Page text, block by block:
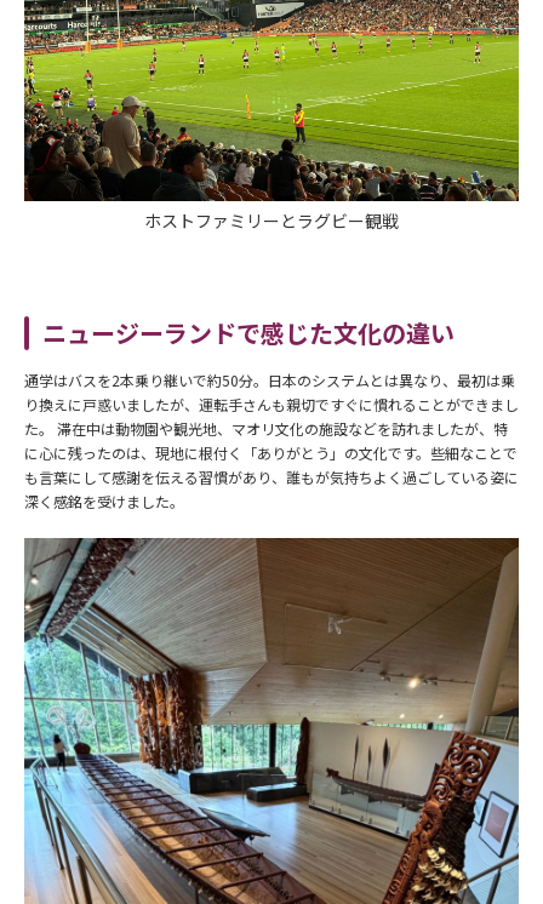
ホストファミリーとラグビー観戦
ニュージーランドで感じた文化の違い
通学はバスを2本乗り継いで約50分。日本のシステムとは異なり、最初は乗
り換えに戸惑いましたが、運転手さんも親切ですぐに慣れることができまし
た。 滞在中は動物園や観光地、マオリ文化の施設などを訪れましたが、特
に心に残ったのは、現地に根付く「ありがとう」の文化です。些細なことで
も言葉にして感謝を伝える習慣があり、誰もが気持ちよく過ごしている姿に
深く感銘を受けました。